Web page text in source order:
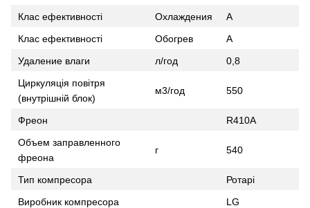
Клас ефективності Охлаждения
А
Клас ефективності
Обогрев
А
Удаление влаги
л/год
0,8
Циркуляція повітря
(внутрішній блок)
м3/год 550
Фреон
R410A
Объем заправленного
фреона
г 540
Тип компресора
Ротарі
Виробник компресора
LG